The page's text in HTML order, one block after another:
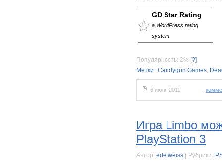
GD Star Rating
a WordPress rating
system
Популярность: 2% [?]
Метки: Candygun Games,
6 июля 2011
Игра Limbo
PlayStation 3
Автор: edelweiss Рубрики: